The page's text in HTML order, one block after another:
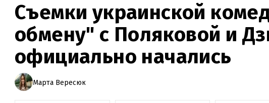
Съемки украинской
обмену" с Поляковой и
официально начались
Марта Вересюк